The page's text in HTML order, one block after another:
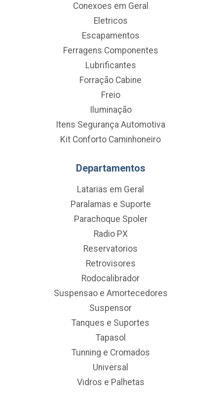
Conexoes em Geral
Eletricos
Escapamentos
Ferragens Componentes
Lubrificantes
Forração Cabine
Freio
Iluminação
Itens Segurança Automotiva
Kit Conforto Caminhoneiro
Departamentos
Latarias em Geral
Paralamas e Suporte
Parachoque Spoler
Radio PX
Reservatorios
Retrovisores
Rodocalibrador
Suspensao e Amortecedores
Suspensor
Tanques e Suportes
Tapasol
Tunning e Cromados
Universal
Vidros e Palhetas